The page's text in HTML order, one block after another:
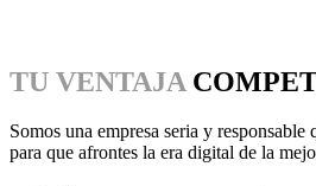
TU VENTAJA
Somos una empresa seria y
para que afrontes la era digital de la